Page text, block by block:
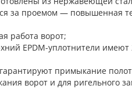
за проемом — повышенная
работа ворот;
EPDM-уплотнители
примыкание
опускания